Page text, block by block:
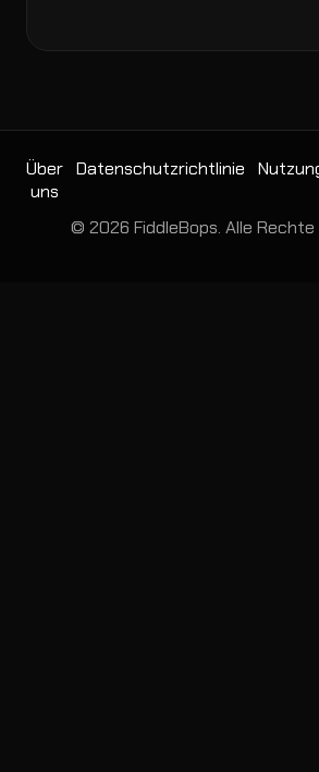
Über
uns
Datenschutzrichtlinie
© 2026 FiddleBops. Alle